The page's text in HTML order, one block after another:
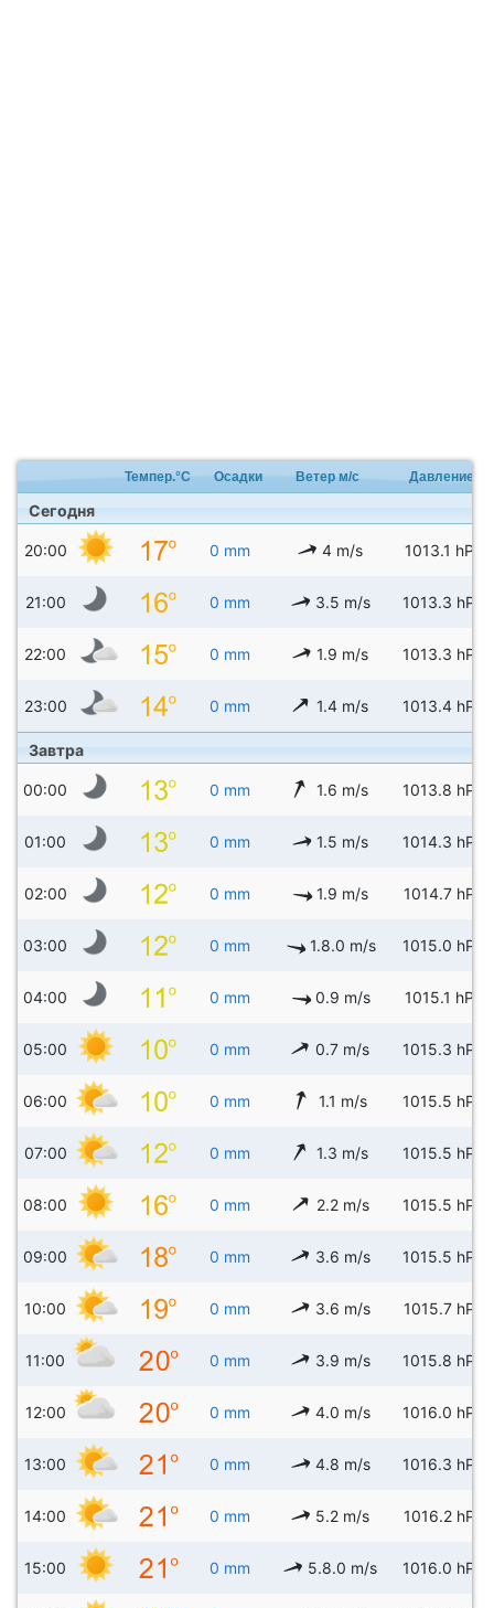
Темпер.°C Осадки Ветер м/с Давление
Сегодня
20:00 0 mm 4 m/s 1013.1 hPa
21:00 0 mm 3.5 m/s 1013.3 hPa
22:00 0 mm 1.9 m/s 1013.3 hPa
23:00 0 mm 1.4 m/s 1013.4 hPa
Завтра
00:00 0 mm 1.6 m/s 1013.8 hPa
01:00 0 mm 1.5 m/s 1014.3 hPa
02:00 0 mm 1.9 m/s 1014.7 hPa
03:00 0 mm 1.8.0 m/s 1015.0 hPa
04:00 0 mm 0.9 m/s 1015.1 hPa
05:00 0 mm 0.7 m/s 1015.3 hPa
06:00 0 mm 1.1 m/s 1015.5 hPa
07:00 0 mm 1.3 m/s 1015.5 hPa
08:00 0 mm 2.2 m/s 1015.5 hPa
09:00 0 mm 3.6 m/s 1015.5 hPa
10:00 0 mm 3.6 m/s 1015.7 hPa
11:00 0 mm 3.9 m/s 1015.8 hPa
12:00 0 mm 4.0 m/s 1016.0 hPa
13:00 0 mm 4.8 m/s 1016.3 hPa
14:00 0 mm 5.2 m/s 1016.2 hPa
15:00 0 mm 5.8.0 m/s 1016.0 hPa